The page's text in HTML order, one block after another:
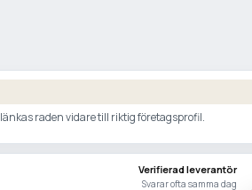
raden vidare till riktig företagsprofil.
Verifierad leverantör
Svarar ofta samma dag